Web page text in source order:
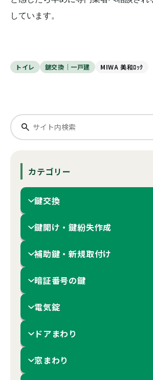
しています。
トイレ 鍵交換｜一戸建 MIWA 美和ﾛｯｸ
カテゴリー
鍵交換
鍵開け・鍵紛失作成
補助鍵・新規取付け
暗証番号の鍵
電気錠
ドアまわり
窓まわり